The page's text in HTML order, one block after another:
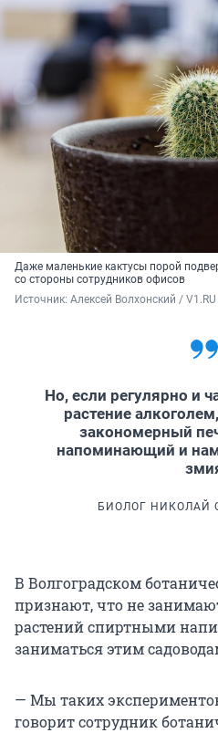
Даже маленькие кактусы порой
со стороны сотрудников офисов
Источник: Алексей Волхонский / V1.RU
Но, если регулярно и
растение
закономерный
напоминающий и нам
БИОЛОГ НИКОЛАЙ
В Волгоградском
признают, что не
растений спиртными
заниматься этим
— Мы таких
говорит сотрудник